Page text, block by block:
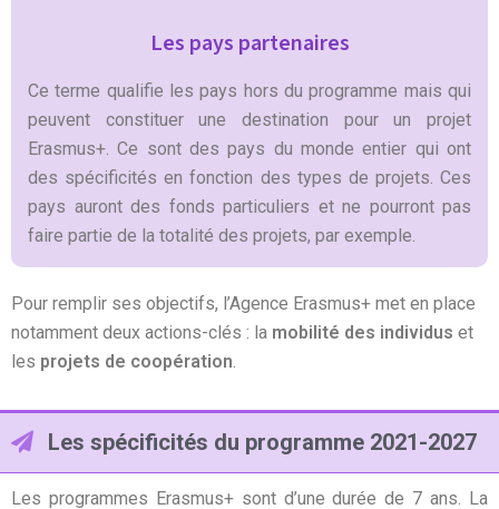
Les pays partenaires
Ce terme qualifie les pays hors du programme mais qui
peuvent constituer une destination pour un projet
Erasmus+. Ce sont des pays du monde entier qui ont
des spécificités en fonction des types de projets. Ces
pays auront des fonds particuliers et ne pourront pas
faire partie de la totalité des projets, par exemple.
Pour remplir ses objectifs, l’Agence Erasmus+ met en place
notamment deux actions-clés : la mobilité des individus et
les projets de coopération.
Les spécificités du programme 2021-2027
Les programmes Erasmus+ sont d’une durée de 7 ans. La